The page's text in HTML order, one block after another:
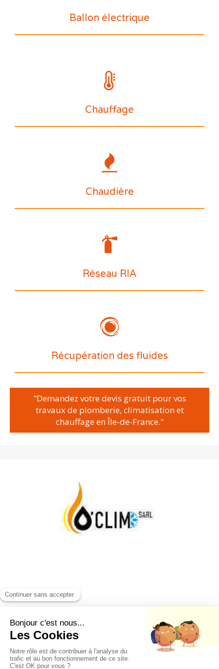
Ballon électrique
Chauffage
Chaudière
Réseau RIA
Récupération des fluides
"Demandez votre devis gratuit pour vos
travaux de plomberie, climatisation et
chauffage en Île-de-France."
Mentions légales